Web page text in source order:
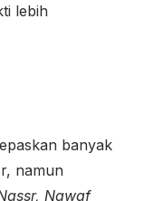
lebih
banyak
namun
Nawaf